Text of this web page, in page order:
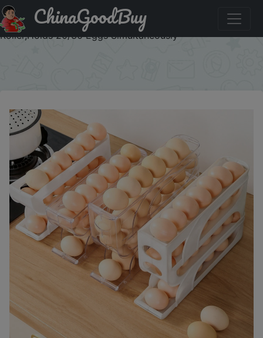
Купить по распродаже : Egg Dispenser Automatic Rolling
Egg Tray Organizer, Space Saving Refrigerator Egg
Roller,Holds 20/30 Eggs Simultaneously
ChinaGoodBuy